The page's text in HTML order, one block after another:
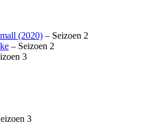
(2020) – Seizoen 2
– Seizoen 2
3
3